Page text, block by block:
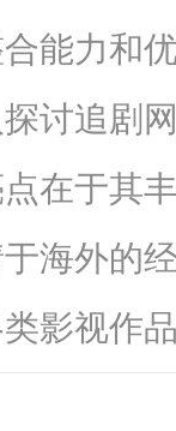
能力和
讨追剧
在于其
海外的
影视作